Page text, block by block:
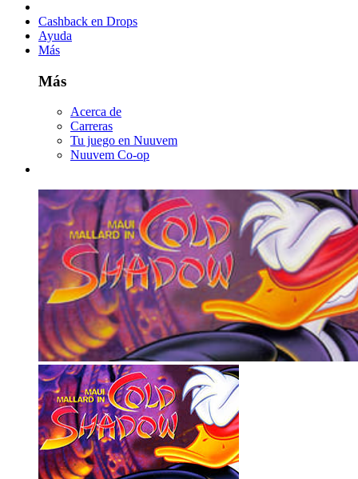
Cashback en Drops
Ayuda
Más
Más
Acerca de
Carreras
Tu juego en Nuuvem
Nuuvem Co-op